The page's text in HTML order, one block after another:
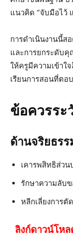
แนวคิด “จับมือไว้
การดำเนินงานนี้ส
และการยกระดับ
ให้ครูมีความเข้าใ
เรียนการสอนที่ตอ
ข้อควรระ
ด้านจริยธร
เคารพสิทธิส่ว
รักษาความลับ
หลีกเลี่ยงการ
ลิงก์ดาวน์โห